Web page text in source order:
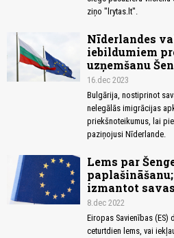
ziņo "lrytas.lt".
Nīderlandes
iebildumiem
uzņemšanu
16.dec 2023
Bulgārija, nostiprinot
nelegālās imigrācijas
priekšnoteikumus, lai
paziņojusi Nīderlande.
Lems par
izmantot
8.dec 2022
Eiropas Savienības
ceturtdien lems, vai